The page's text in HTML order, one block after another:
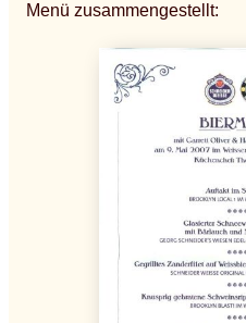
Menü zusammengestellt: